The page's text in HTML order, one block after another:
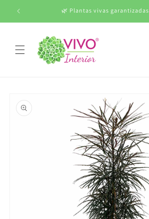
directamente
🌿 Plantas vivas garantizadas
a la
información